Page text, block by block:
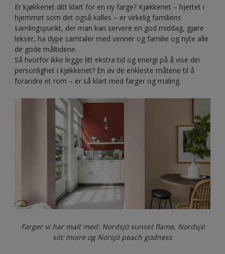
Er kjøkkenet ditt klart for en ny farge? Kjøkkenet – hjertet i
hjemmet som det også kalles – er virkelig familiens
samlingspunkt, der man kan servere en god middag, gjøre
lekser, ha dype samtaler med venner og familie og nyte alle
de gode måltidene.
Så hvorfor ikke legge litt ekstra tid og energi på å vise din
personlighet i kjøkkenet? En av de enkleste måtene til å
forandre et rom – er så klart med farger og maling.
Farger vi har malt med: Nordsjö sunset flame, Nordsjö
silc moire og Norsjö peach godness